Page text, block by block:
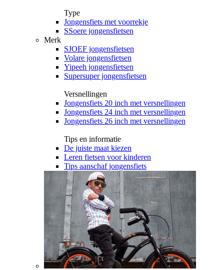
Type
Jongensfiets met voorrekje
SSoere jongensfietsen
Merk
SJOEF jongensfietsen
Volare jongensfietsen
Yipeeh jongensfietsen
Supersuper jongensfietsen
Versnellingen
Jongensfiets 20 inch met versnellingen
Jongensfiets 24 inch met versnellingen
Jongensfiets 26 inch met versnellingen
Tips en informatie
De juiste maat kiezen
Leren fietsen voor kinderen
Tips aanschaf jongensfiets